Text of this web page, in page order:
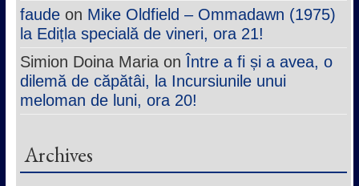
faudeon Mike Oldfield – Ommadawn (1975)
la Edițla specială de vineri, ora 21!
Simion Doina MariaonÎntre a fi și a avea, o
dilemă de căpătâi, la Incursiunile unui
meloman de luni, ora 20!
Archives